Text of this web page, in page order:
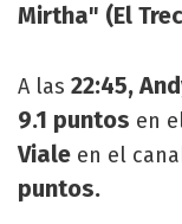
Mirtha" (El
A las 22:45,
9.1 puntos en
Viale en el
puntos.